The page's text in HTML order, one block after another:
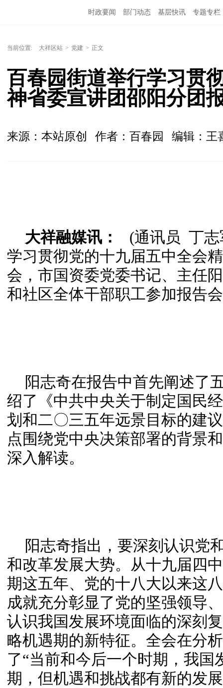
时政要闻 部门动态 基层快讯 专题专栏
当前位置: 大祥区站 > 党建 > 正文
百春园街道举行学习贯
神省委宣讲团邵阳分团
来源：本站原创 作者：百春园 编辑：王
大祥融媒讯： (通讯员 丁志
学习贯彻党的十九届五中全会
会，市国资委党委书记、主任
和社区全体干部职工参加报告
阳志奇在报告中首先阐述了
绍了《中共中央关于制定国民
划和二〇三五年远景目标的建议
点围绕党中央决策部署的背景
深入解读。
阳志奇指出，要深刻认识党
和改革发展大势。从十九届四
期这五年、党的十八大以来这
成就充分彰显了党的坚强领导
认识我国发展环境面临的深刻
略机遇期的新特征。全会在分
了“当前和今后一个时期，我
期，但机遇和挑战都有新的发